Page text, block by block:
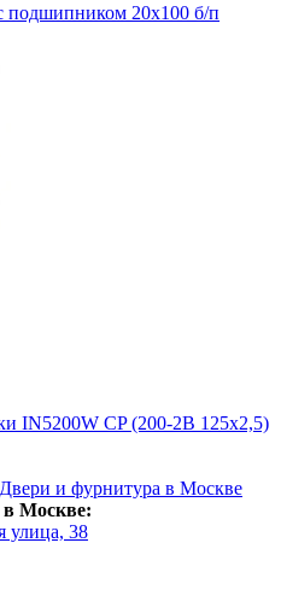
подшипником 20x100 б/п
IN5200W CP (200-2B 125x2,5)
Двери и фурнитура в Москве
Москве:
улица, 38